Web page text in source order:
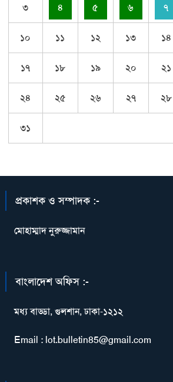
৩ ৪ ৫ ৬ ৭
১০ ১১ ১২ ১৩ ১৪
১৭ ১৮ ১৯ ২০ ২১
২৪ ২৫ ২৬ ২৭ ২৮
৩১
প্রকাশক ও সম্পাদক :-
মোহাম্মাদ নুরুজ্জামান
বাংলাদেশ অফিস :-
মধ্য বাড্ডা, গুলশান, ঢাকা-১২১২
Email : lot.bulletin85@gmail.com